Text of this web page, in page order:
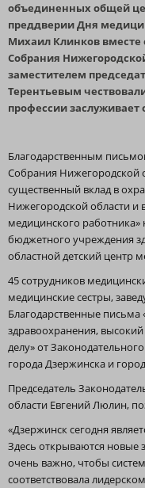
объединенных общей
преддверии Дня
Михаил Клинков вместе
Собрания
заместителем
Терентьевым
профессии заслуживает
Благодарственным
Собрания Нижегородской
существенный вклад в
Нижегородской области и
медицинского работника»
бюджетного учреждения
областной детский центр
45 сотрудников
медицинские сестры,
Благодарственные письма
здравоохранения,
делу» от
города Дзержинска и
Председатель
области Евгений Люлин,
«Дзержинск сегодня
Здесь открываются новые
очень важно, чтобы
соответствовала